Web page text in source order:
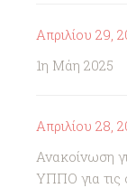
Απριλίου 29,
1η Μάη 2025
Απριλίου 28,
Ανακοίνωση
ΥΠΠΟ για τις